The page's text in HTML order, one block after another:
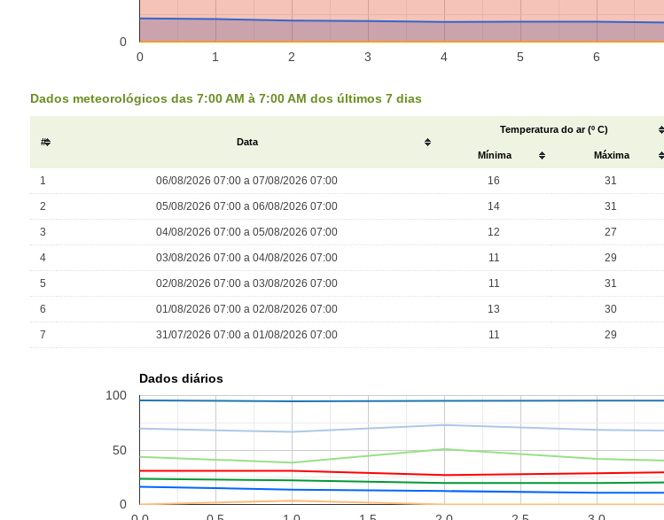
0 1 2 3 4 5 6
0
Dados meteorológicos das 7:00 AM à 7:00 AM dos últimos 7 dias
# Data
Temperatura do ar (º C)
Mínima
Máxima
1 06/08/2026 07:00 a 07/08/2026 07:00 16 31
2 05/08/2026 07:00 a 06/08/2026 07:00 14 31
3 04/08/2026 07:00 a 05/08/2026 07:00 12 27
4 03/08/2026 07:00 a 04/08/2026 07:00 11 29
5 02/08/2026 07:00 a 03/08/2026 07:00 11 31
6 01/08/2026 07:00 a 02/08/2026 07:00 13 30
7 31/07/2026 07:00 a 01/08/2026 07:00 11 29
Dados diários
0
50
100